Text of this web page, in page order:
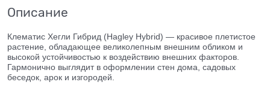
Описание
Клематис Хегли Гибрид (Hagley Hybrid) — красивое плетистое
растение, обладающее великолепным внешним обликом и
высокой устойчивостью к воздействию внешних факторов.
Гармонично выглядит в оформлении стен дома, садовых
беседок, арок и изгородей.